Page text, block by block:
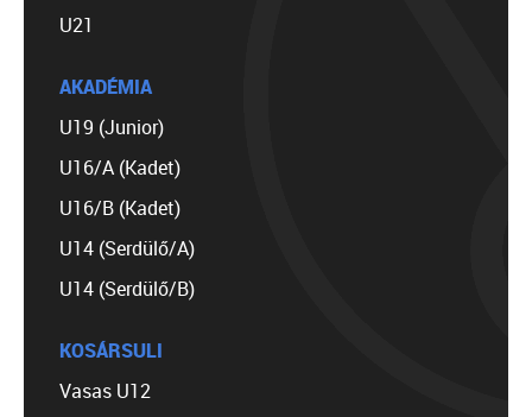
U21
AKADÉMIA
U19 (Junior)
U16/A (Kadet)
U16/B (Kadet)
U14 (Serdülő/A)
U14 (Serdülő/B)
KOSÁRSULI
Vasas U12